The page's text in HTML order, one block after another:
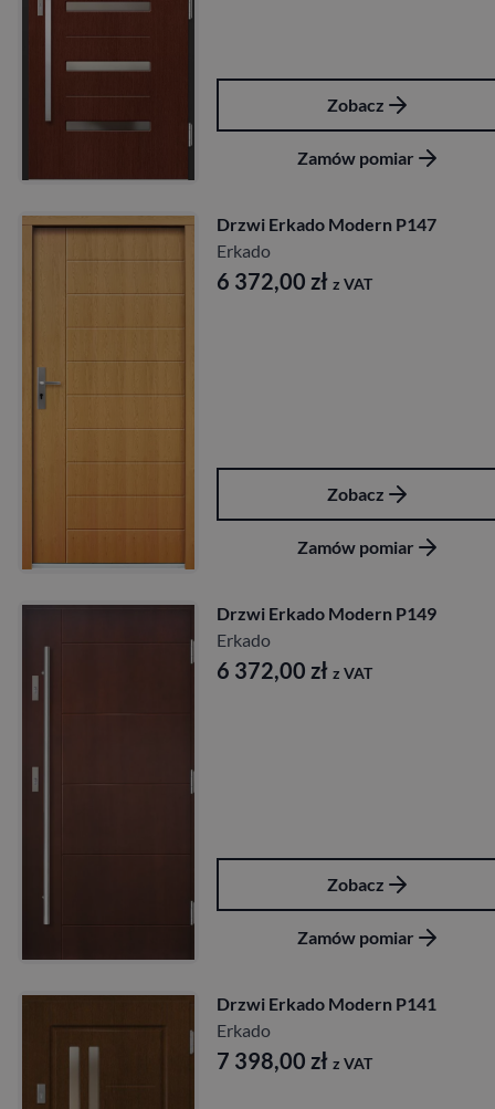
Zobacz
Zamów pomiar
Drzwi Erkado Modern P147
Erkado
6 372,00 zł z VAT
Zobacz
Zamów pomiar
Drzwi Erkado Modern P149
Erkado
6 372,00 zł z VAT
Zobacz
Zamów pomiar
Drzwi Erkado Modern P141
Erkado
7 398,00 zł z VAT